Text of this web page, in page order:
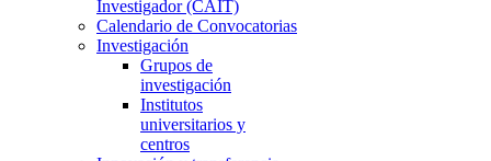
Investigador (CAIT)
Calendario de Convocatorias
Investigación
Grupos de
investigación
Institutos
universitarios y
centros